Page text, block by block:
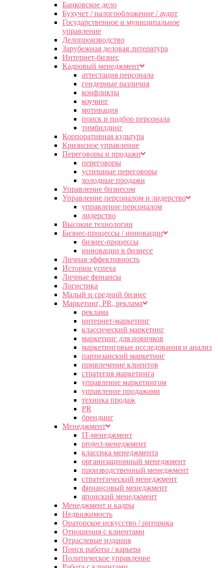
Банковское дело
Бухучет / налогообложение / аудит
Государственное и муниципальное
управление
Делопроизводство
Зарубежная деловая литература
Интернет-бизнес
Кадровый менеджмент
аттестация персонала
гендерные различия
конфликты
коучинг
мотивация
поиск и подбор персонала
тимбилдинг
Корпоративная культура
Кризисное управление
Переговоры и продажи
переговоры
успешные переговоры
холодные продажи
Управление бизнесом
Управление персоналом и лидерство
управление персоналом
лидерство
Высокие технологии
Бизнес-процессы / инновации
бизнес-процессы
инновации в бизнесе
Личная эффективность
Истории успеха
Личные финансы
Логистика
Малый и средний бизнес
Маркетинг, PR, реклама
реклама
интернет-маркетинг
классический маркетинг
маркетинг для новичков
маркетинговые исследования и анализ
партизанский маркетинг
привлечение клиентов
стратегия маркетинга
управление маркетингом
управление продажами
техника продаж
PR
брендинг
Менеджмент
IT-менеджмент
project-менеджмент
классика менеджмента
организационный менеджмент
производственный менеджмент
стратегический менеджмент
финансовый менеджмент
японский менеджмент
Менеджмент и кадры
Недвижимость
Ораторское искусство / риторика
Отношения с клиентами
Отраслевые издания
Поиск работы / карьера
Политическое управление